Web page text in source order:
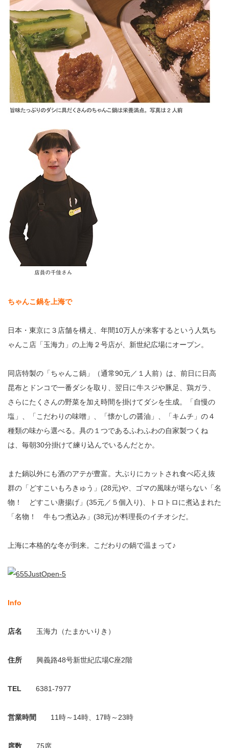
ちゃんこ鍋を上海で
日本・東京に３店舗を構え、年間10万人が来客するという人気ち
ゃんこ店「玉海力」の上海２号店が、新世紀広場にオープン。
同店特製の「ちゃんこ鍋」（通常90元／１人前）は、前日に日高
昆布とドンコで一番ダシを取り、翌日に牛スジや豚足、鶏ガラ、
さらにたくさんの野菜を加え時間を掛けてダシを生成。「自慢の
塩」、「こだわりの味噌」、「懐かしの醤油」、「キムチ」の４
種類の味から選べる。具の１つであるふわふわの自家製つくね
は、毎朝30分掛けて練り込んでいるんだとか。
また鍋以外にも酒のアテが豊富。大ぶりにカットされ食べ応え抜
群の「どすこいもろきゅう」(28元)や、ゴマの風味が堪らない「名
物！ どすこい唐揚げ」(35元／５個入り)、トロトロに煮込まれた
「名物！ 牛もつ煮込み」(38元)が料理長のイチオシだ。
上海に本格的な冬が到来。こだわりの鍋で温まって♪
Info
店名 玉海力（たまかいりき）
住所 興義路48号新世紀広場C座2階
TEL 6381-7977
営業時間 11時～14時、17時～23時
席数 75席